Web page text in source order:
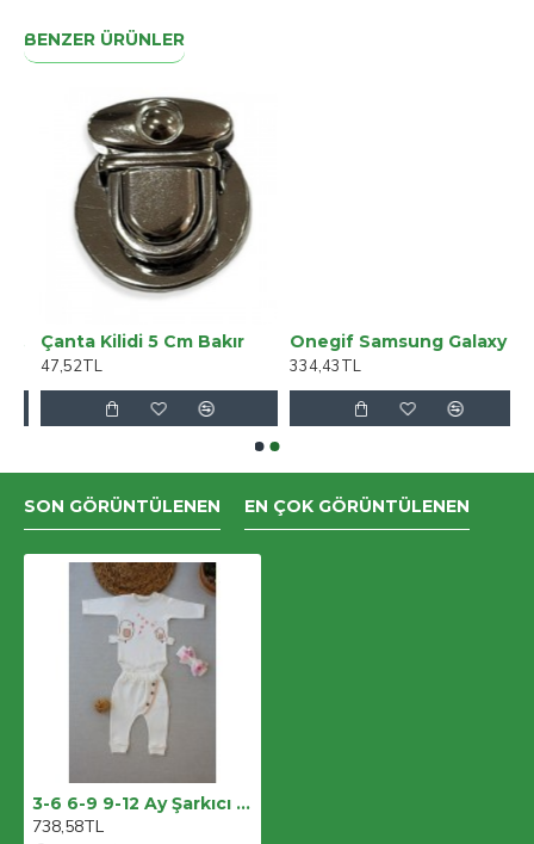
BENZER ÜRÜNLER
Çanta Kilidi 5 Cm Bakır
47,52TL
Onegif Samsung Galaxy A55 5g Bright Simli Kapak - Gold
334,43TL
SON GÖRÜNTÜLENEN EN ÇOK GÖRÜNTÜLENEN
3-6 6-9 9-12 Ay Şarkıcı Kuşlar Nakışlı Bandanalı Uzun Kollu Zıbınlı 3lü Kız Bebek Takımı
738,58TL